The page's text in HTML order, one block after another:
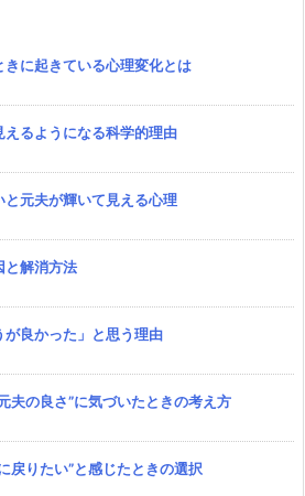
に起きている心理変化とは
るようになる科学的理由
元夫が輝いて見える心理
と解消方法
良かった」と思う理由
夫の良さ”に気づいたときの考え方
戻りたい”と感じたときの選択